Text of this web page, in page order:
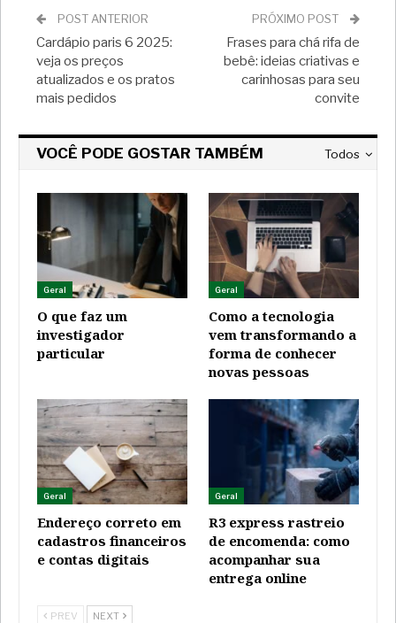
POST ANTERIOR
Cardápio paris 6 2025:
veja os preços
atualizados e os pratos
mais pedidos
PRÓXIMO POST
Frases para chá rifa de
bebê: ideias criativas e
carinhosas para seu
convite
Todos
VOCÊ PODE GOSTAR TAMBÉM
Geral
O que faz um
investigador
particular
Geral
Como a tecnologia
vem transformando a
forma de conhecer
novas pessoas
Geral
Endereço correto em
cadastros financeiros
e contas digitais
Geral
R3 express rastreio
de encomenda: como
acompanhar sua
entrega online
PREV NEXT